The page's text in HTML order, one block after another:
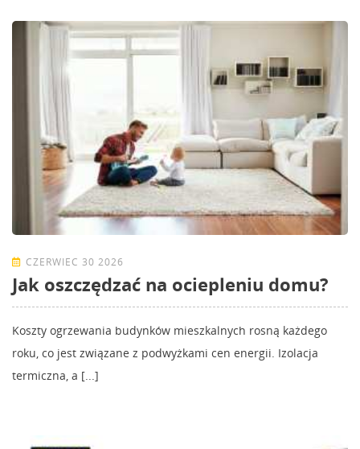
CZERWIEC 30 2026
Jak oszczędzać na ociepleniu domu?
Koszty ogrzewania budynków mieszkalnych rosną każdego
roku, co jest związane z podwyżkami cen energii. Izolacja
termiczna, a [...]